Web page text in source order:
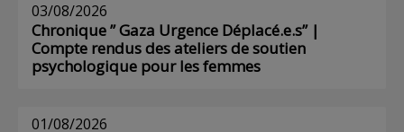
03/08/2026
Chronique ” Gaza Urgence Déplacé.e.s” |
Compte rendus des ateliers de soutien
psychologique pour les femmes
01/08/2026